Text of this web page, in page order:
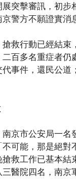
突擊審訊，初步
警方不願證實消
救行動已經結束
百多名重症者仍
事件，還民公道
南京市公安局一
不可能，那是絕
救工作已基本結
醫院四名，南京